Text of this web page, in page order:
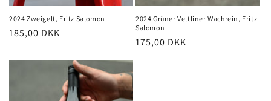
2024 Zweigelt, Fritz Salomon
Normalpris
185,00 DKK
2024 Grüner Veltliner Wachrein, Fritz
Salomon
Normalpris
175,00 DKK